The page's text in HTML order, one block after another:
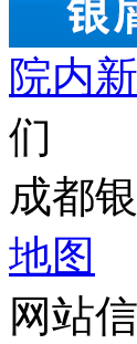
院内
们
成都
地图
网站